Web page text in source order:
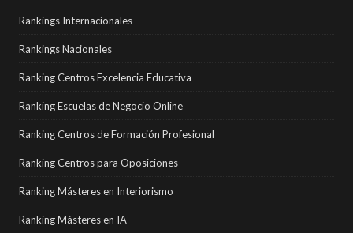
Rankings Internacionales
Rankings Nacionales
Ranking Centros Excelencia Educativa
Ranking Escuelas de Negocio Online
Ranking Centros de Formación Profesional
Ranking Centros para Oposiciones
Ranking Másteres en Interiorismo
Ranking Másteres en IA